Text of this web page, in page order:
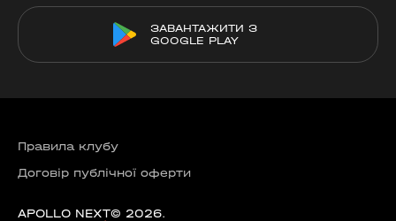
ЗАВАНТАЖИТИ З
GOOGLE PLAY
Правила клубу
Договір публічної оферти
APOLLO NEXT© 2026.